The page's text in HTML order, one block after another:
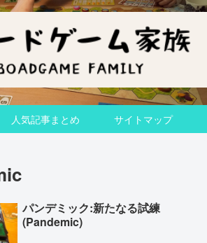
人気記事まとめ サイトマップ
パンデミック:新たなる試練
(Pandemic)